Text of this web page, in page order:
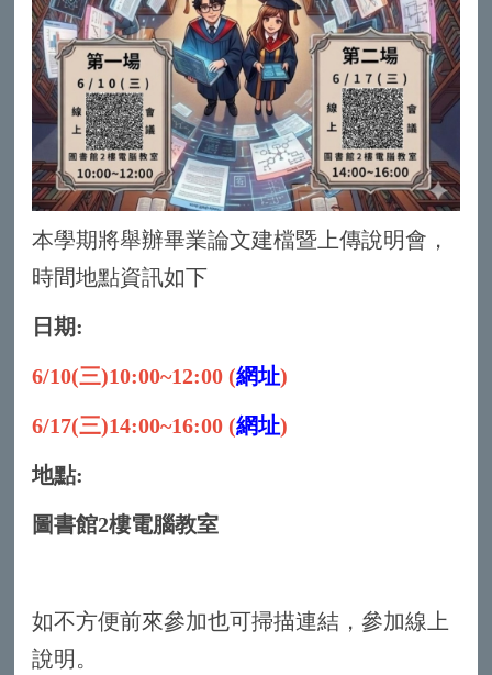
本學期將舉辦畢業論文建檔暨上傳說明會，
時間地點資訊如下
日期:
6/10(三)10:00~12:00 (網址)
6/17(三)14:00~16:00 (網址)
地點:
圖書館2樓電腦教室
如不方便前來參加也可掃描連結，參加線上
說明。